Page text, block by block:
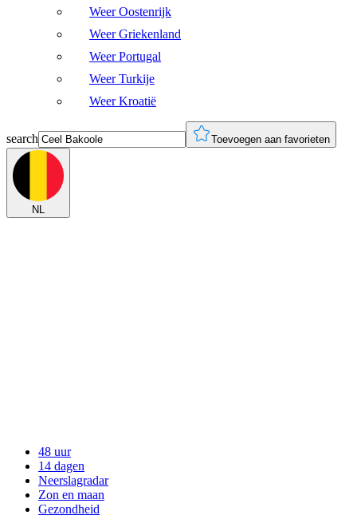
Weer Oostenrijk
Weer Griekenland
Weer Portugal
Weer Turkije
Weer Kroatië
search Toevoegen aan favorieten
NL
48 uur
14 dagen
Neerslagradar
Zon en maan
Gezondheid